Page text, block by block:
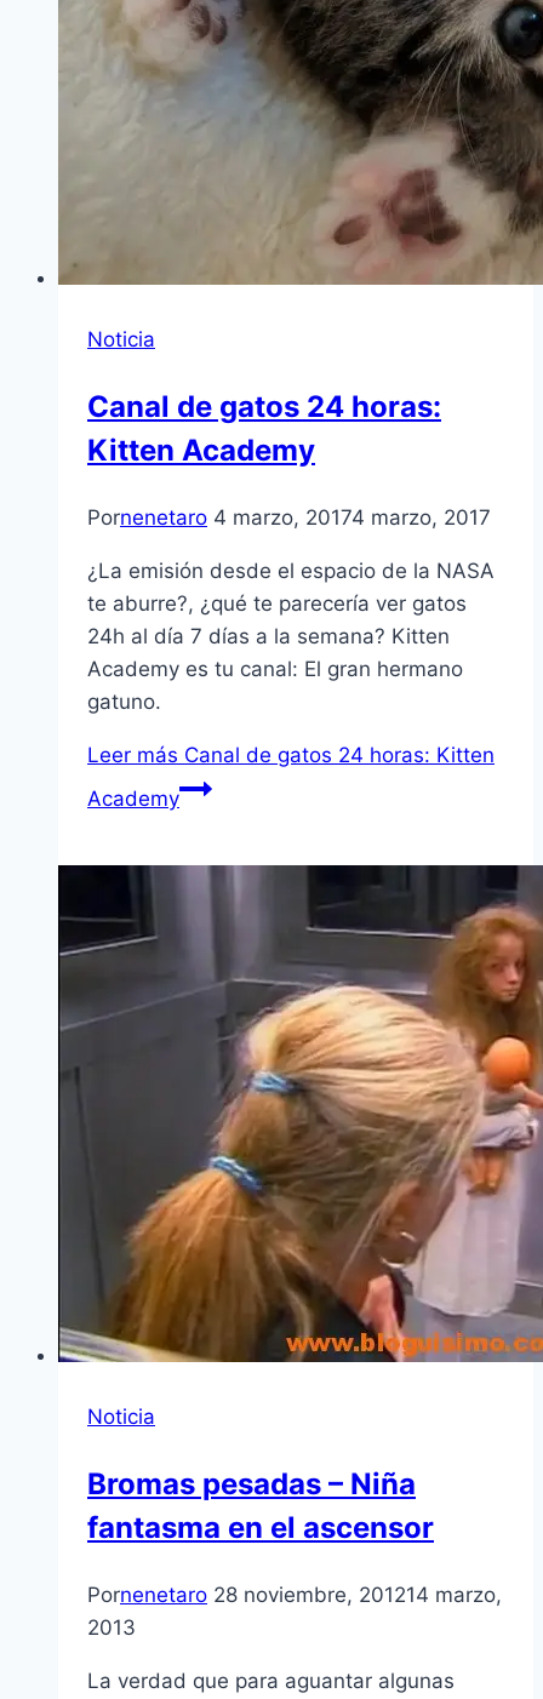
Noticia
Canal de gatos 24 horas:
Kitten Academy
Pornenetaro 4 marzo, 20174 marzo, 2017
¿La emisión desde el espacio de la NASA
te aburre?, ¿qué te parecería ver gatos
24h al día 7 días a la semana? Kitten
Academy es tu canal: El gran hermano
gatuno.
Leer más Canal de gatos 24 horas: Kitten
Academy
Noticia
Bromas pesadas – Niña
fantasma en el ascensor
Pornenetaro 28 noviembre, 201214 marzo,
2013
La verdad que para aguantar algunas